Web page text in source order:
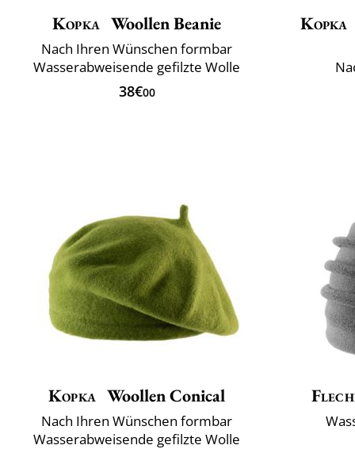
Kopka Woollen Beanie
Nach Ihren Wünschen formbar
Wasserabweisende gefilzte Wolle
38€00
Kopka
Kopka Woollen Conical
Nach Ihren Wünschen formbar
Wasserabweisende gefilzte Wolle